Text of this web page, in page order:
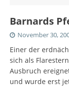
Barnards
November 30,
Einer der
sich als
Ausbruch
und wurde erst